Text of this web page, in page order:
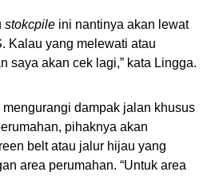
stokcpile ini nantinya akan lewat
Kalau yang melewati atau
saya akan cek lagi,” kata Lingga.
dampak jalan khusus
pihaknya akan
belt atau jalur hijau yang
area perumahan. “Untuk area